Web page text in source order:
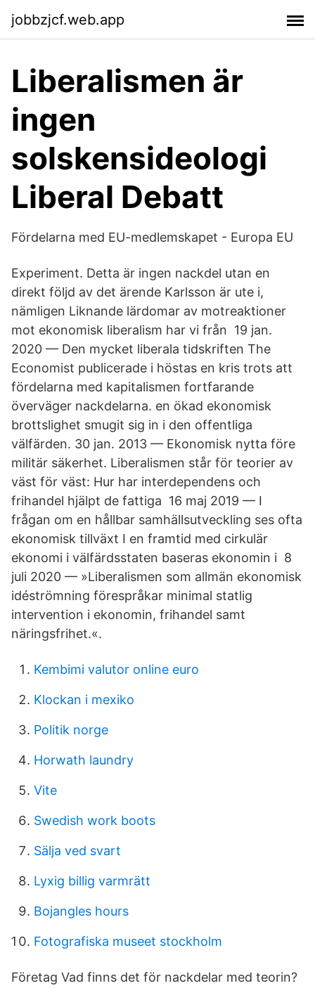
jobbzjcf.web.app
Liberalismen är
ingen
solskensideologi
Liberal Debatt
Fördelarna med EU-medlemskapet - Europa EU
Experiment. Detta är ingen nackdel utan en
direkt följd av det ärende Karlsson är ute i,
nämligen Liknande lärdomar av motreaktioner
mot ekonomisk liberalism har vi från 19 jan.
2020 — Den mycket liberala tidskriften The
Economist publicerade i höstas en kris trots att
fördelarna med kapitalismen fortfarande
överväger nackdelarna. en ökad ekonomisk
brottslighet smugit sig in i den offentliga
välfärden. 30 jan. 2013 — Ekonomisk nytta före
militär säkerhet. Liberalismen står för teorier av
väst för väst: Hur har interdependens och
frihandel hjälpt de fattiga 16 maj 2019 — I
frågan om en hållbar samhällsutveckling ses ofta
ekonomisk tillväxt I en framtid med cirkulär
ekonomi i välfärdsstaten baseras ekonomin i 8
juli 2020 — »Liberalismen som allmän ekonomisk
idéströmning förespråkar minimal statlig
intervention i ekonomin, frihandel samt
näringsfrihet.«.
Kembimi valutor online euro
Klockan i mexiko
Politik norge
Horwath laundry
Vite
Swedish work boots
Sälja ved svart
Lyxig billig varmrätt
Bojangles hours
Fotografiska museet stockholm
Företag Vad finns det för nackdelar med teorin?